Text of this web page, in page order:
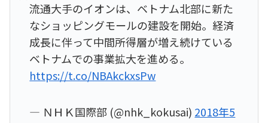
流通大手のイオンは、ベトナム北部に新た
なショッピングモールの建設を開始。経済
成長に伴って中間所得層が増え続けている
ベトナムでの事業拡大を進める。
https://t.co/NBAkckxsPw
— ＮＨＫ国際部 (@nhk_kokusai) 2018年5